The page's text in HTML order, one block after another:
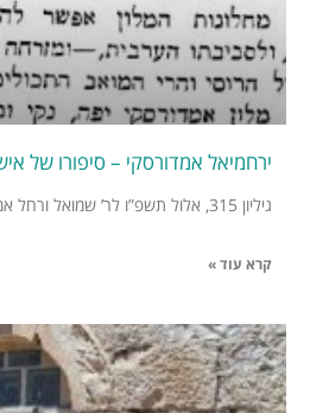
ירחמיאל אמדורסקי – סיפורו של איש
גיליון 315, אלול תשפ”ו לר’ שמואל ורחל אמדורסקי לא היו
קרא עוד »